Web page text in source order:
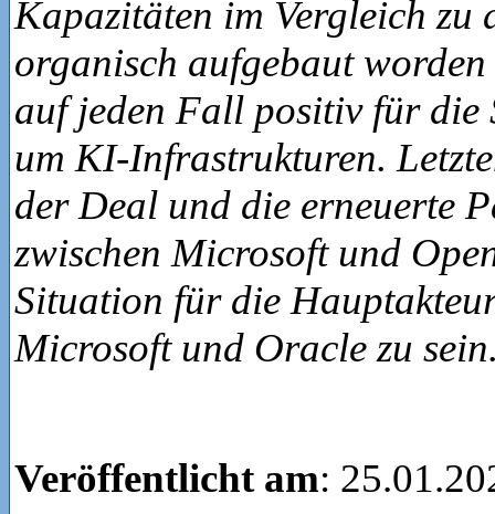
Kapazitäten im Vergleich zu
organisch aufgebaut
auf jeden Fall positiv für die
um KI-Infrastrukturen.
der Deal und die erneuerte
zwischen Microsoft und
Situation für die
Microsoft und Oracle zu
Veröffentlicht am: